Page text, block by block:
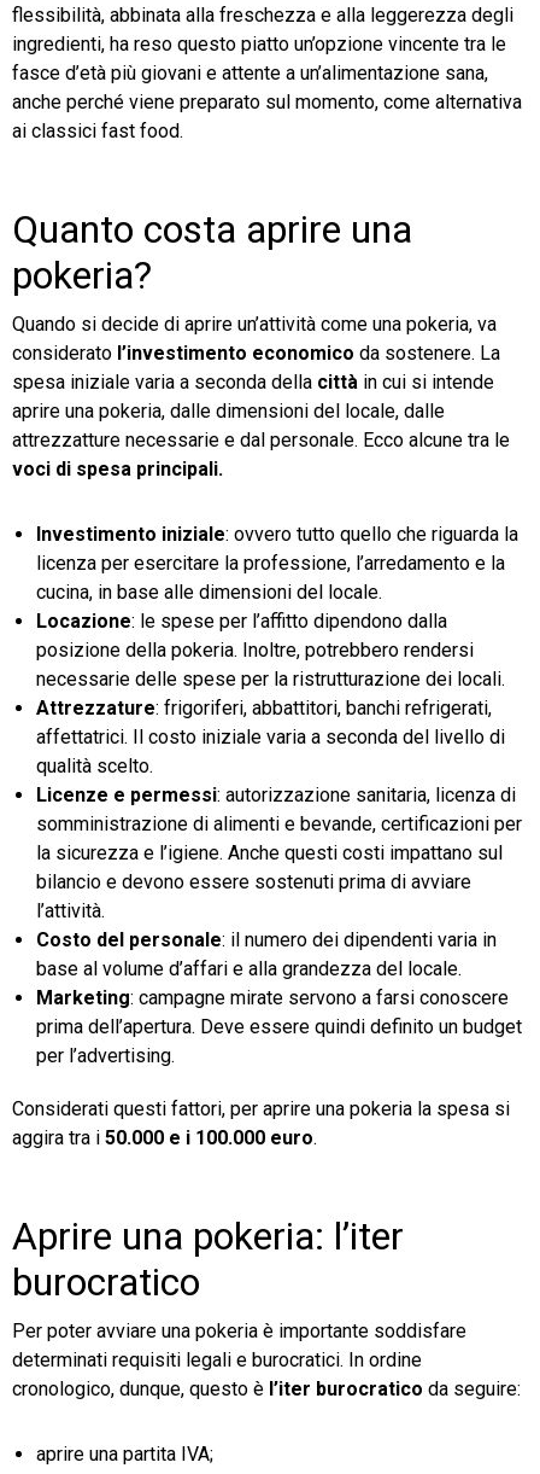
flessibilità, abbinata alla freschezza e alla leggerezza degli
ingredienti, ha reso questo piatto un’opzione vincente tra le
fasce d’età più giovani e attente a un’alimentazione sana,
anche perché viene preparato sul momento, come alternativa
ai classici fast food.
Quanto costa aprire una
pokeria?
Quando si decide di aprire un’attività come una pokeria, va
considerato l’investimento economico da sostenere. La
spesa iniziale varia a seconda della città in cui si intende
aprire una pokeria, dalle dimensioni del locale, dalle
attrezzatture necessarie e dal personale. Ecco alcune tra le
voci di spesa principali.
Investimento iniziale: ovvero tutto quello che riguarda la
licenza per esercitare la professione, l’arredamento e la
cucina, in base alle dimensioni del locale.
Locazione: le spese per l’affitto dipendono dalla
posizione della pokeria. Inoltre, potrebbero rendersi
necessarie delle spese per la ristrutturazione dei locali.
Attrezzature: frigoriferi, abbattitori, banchi refrigerati,
affettatrici. Il costo iniziale varia a seconda del livello di
qualità scelto.
Licenze e permessi: autorizzazione sanitaria, licenza di
somministrazione di alimenti e bevande, certificazioni per
la sicurezza e l’igiene. Anche questi costi impattano sul
bilancio e devono essere sostenuti prima di avviare
l’attività.
Costo del personale: il numero dei dipendenti varia in
base al volume d’affari e alla grandezza del locale.
Marketing: campagne mirate servono a farsi conoscere
prima dell’apertura. Deve essere quindi definito un budget
per l’advertising.
Considerati questi fattori, per aprire una pokeria la spesa si
aggira tra i 50.000 e i 100.000 euro.
Aprire una pokeria: l’iter
burocratico
Per poter avviare una pokeria è importante soddisfare
determinati requisiti legali e burocratici. In ordine
cronologico, dunque, questo è l’iter burocratico da seguire:
aprire una partita IVA;